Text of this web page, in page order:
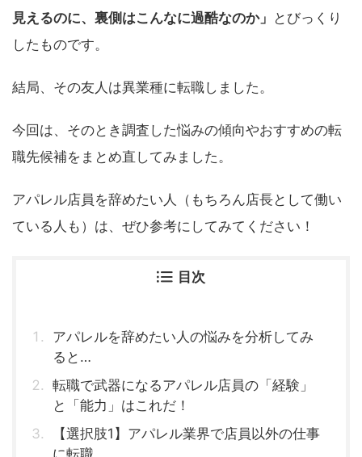
見えるのに、裏側はこんなに過酷なのか」 とびっくり
したものです。
結局、その友人は異業種に転職しました。
今回は、そのとき調査した悩みの傾向やおすすめの転
職先候補をまとめ直してみました。
アパレル店員を辞めたい人（もちろん店長として働い
ている人も）は、ぜひ参考にしてみてください！
目次
アパレルを辞めたい人の悩みを分析してみ
ると…
転職で武器になるアパレル店員の「経験」
と「能力」はこれだ！
【選択肢1】アパレル業界で店員以外の仕事
に転職